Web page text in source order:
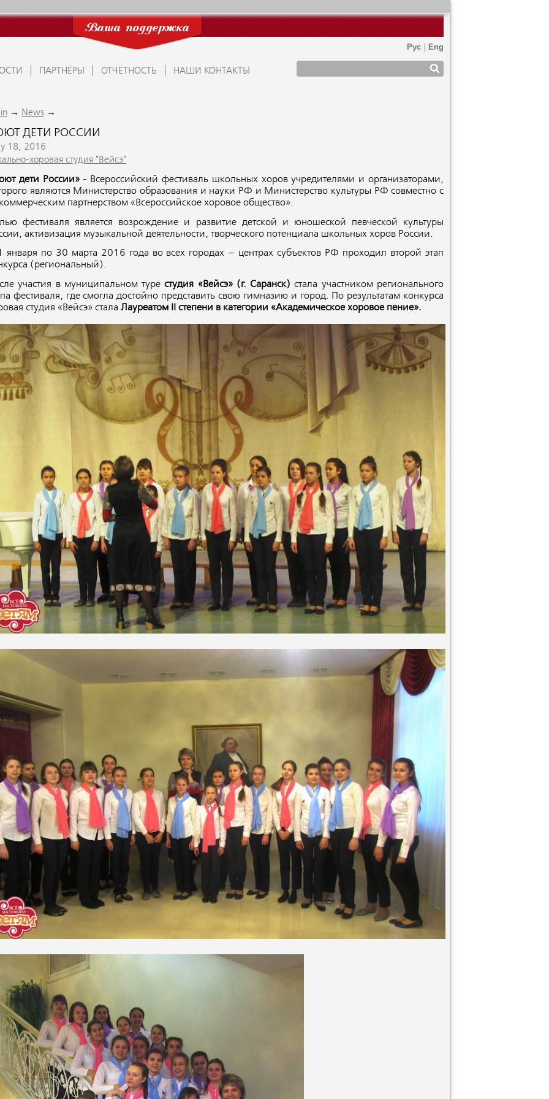
Ваша поддержка
ПАРТНЁРЫ ОТЧЁТНОСТЬ НАШИ КОНТАКТЫ
→ News →
ДЕТИ РОССИИ
18, 2016
хоровая студия "Вейсэ"
дети России»- Всероссийский фестиваль школьных хоров учредителями и организаторами,
являются Министерство образования и науки РФ и Министерство культуры РФ совместно с
партнерством «Всероссийское хоровое общество».
фестиваля является возрождение и развитие детской и юношеской певческой культуры
активизация музыкальной деятельности, творческого потенциала школьных хоров России.
января по 30 марта 2016 года во всех городах – центрах субъектов РФ проходил второй этап
(региональный).
участия в муниципальном турестудия «Вейсэ» (г. Саранск) стала участником регионального
фестиваля, где смогла достойно представить свою гимназию и город. По результатам конкурса
студия «Вейсэ» стала Лауреатом II степени в категории «Академическое хоровое пение».